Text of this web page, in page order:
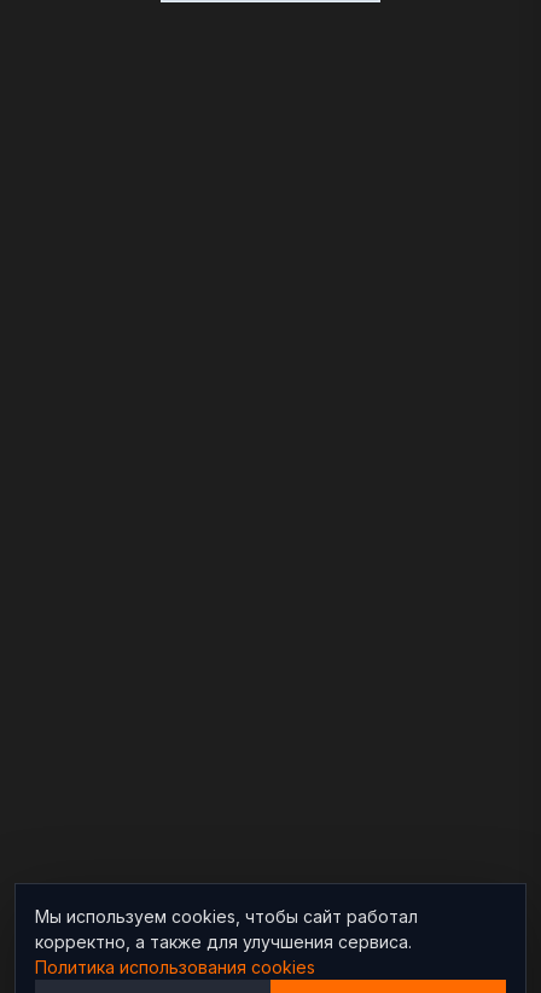
Мы используем cookies, чтобы сайт работал
корректно, а также для улучшения сервиса.
Политика использования cookies